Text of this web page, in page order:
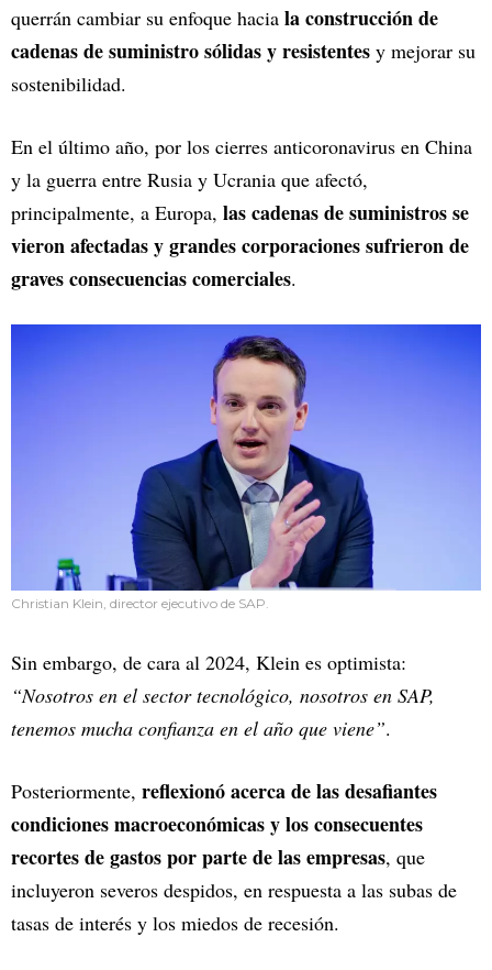
querrán cambiar su enfoque hacia la construcción de
cadenas de suministro sólidas y resistentes y mejorar su
sostenibilidad.
En el último año, por los cierres anticoronavirus en China
y la guerra entre Rusia y Ucrania que afectó,
principalmente, a Europa, las cadenas de suministros se
vieron afectadas y grandes corporaciones sufrieron de
graves consecuencias comerciales.
Christian Klein, director ejecutivo de SAP.
Sin embargo, de cara al 2024, Klein es optimista:
“Nosotros en el sector tecnológico, nosotros en SAP,
tenemos mucha confianza en el año que viene”.
Posteriormente, reflexionó acerca de las desafiantes
condiciones macroeconómicas y los consecuentes
recortes de gastos por parte de las empresas, que
incluyeron severos despidos, en respuesta a las subas de
tasas de interés y los miedos de recesión.